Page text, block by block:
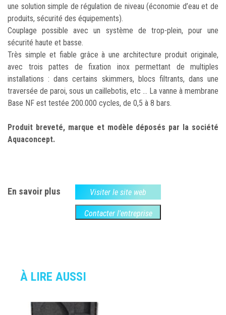
une solution simple de régulation de niveau (économie d’eau et de
produits, sécurité des équipements).
Couplage possible avec un système de trop-plein, pour une
sécurité haute et basse.
Très simple et fiable grâce à une architecture produit originale,
avec trois pattes de fixation inox permettant de multiples
installations : dans certains skimmers, blocs filtrants, dans une
traversée de paroi, sous un caillebotis, etc … La vanne à membrane
Base NF est testée 200.000 cycles, de 0,5 à 8 bars.
Produit breveté, marque et modèle déposés par la société
Aquaconcept.
En savoir plus Visiter le site web
Contacter l'entreprise
À LIRE AUSSI